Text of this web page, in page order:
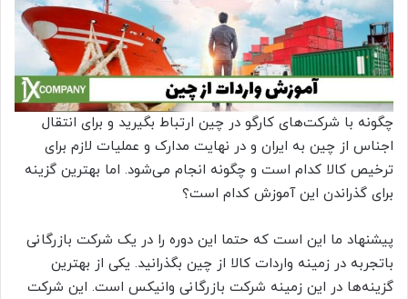
چگونه با شرکت‌های کارگو در چین ارتباط بگیرید و برای انتقال
اجناس از چین به ایران و در نهایت مدارک و عملیات لازم برای
ترخیص کالا کدام است و چگونه انجام می‌شود. اما بهترین گزینه
برای گذراندن این آموزش کدام است؟
پیشنهاد ما این است که حتما این دوره را در یک شرکت بازرگانی
باتجربه در زمینه واردات کالا از چین بگذرانید. یکی از بهترین
گزینه‌ها در این زمینه شرکت بازرگانی وانیکس است. این شرکت